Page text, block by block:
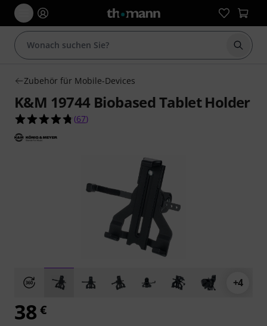
Suche
Zubehör für Mobile-Devices
K&M 19744 Biobased Tablet Holder
4.7 von 5 Sternen aus 67 Kundenbewertungen
(67)
+4
38 €